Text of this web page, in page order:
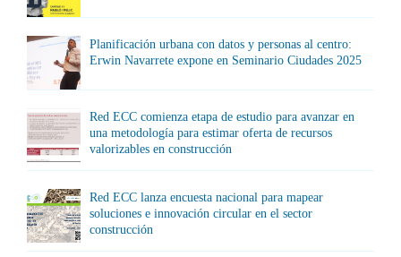
Planificación urbana con datos y personas al centro:
Erwin Navarrete expone en Seminario Ciudades 2025
Red ECC comienza etapa de estudio para avanzar en
una metodología para estimar oferta de recursos
valorizables en construcción
Red ECC lanza encuesta nacional para mapear
soluciones e innovación circular en el sector
construcción